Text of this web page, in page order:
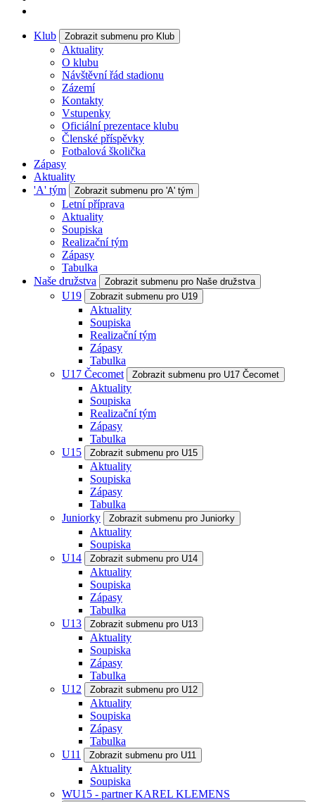
Klub Zobrazit submenu pro Klub
Aktuality
O klubu
Návštěvní řád stadionu
Zázemí
Kontakty
Vstupenky
Oficiální prezentace klubu
Členské příspěvky
Fotbalová školička
Zápasy
Aktuality
'A' tým
Zobrazit submenu pro 'A' tým
Letní příprava
Aktuality
Soupiska
Realizační tým
Zápasy
Tabulka
Naše družstva
Zobrazit submenu pro Naše družstva
U19 Zobrazit submenu pro U19
Aktuality
Soupiska
Realizační tým
Zápasy
Tabulka
U17 Čecomet
Zobrazit submenu pro U17 Čecomet
Aktuality
Soupiska
Realizační tým
Zápasy
Tabulka
U15
Zobrazit submenu pro U15
Aktuality
Soupiska
Zápasy
Tabulka
Juniorky
Zobrazit submenu pro Juniorky
Aktuality
Soupiska
U14
Zobrazit submenu pro U14
Aktuality
Soupiska
Zápasy
Tabulka
U13
Zobrazit submenu pro U13
Aktuality
Soupiska
Zápasy
Tabulka
U12
Zobrazit submenu pro U12
Aktuality
Soupiska
Zápasy
Tabulka
U11
Zobrazit submenu pro U11
Aktuality
Soupiska
WU15 - partner KAREL KLEMENS